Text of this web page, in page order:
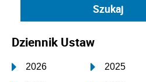
Dziennik Ustaw
2026 2025